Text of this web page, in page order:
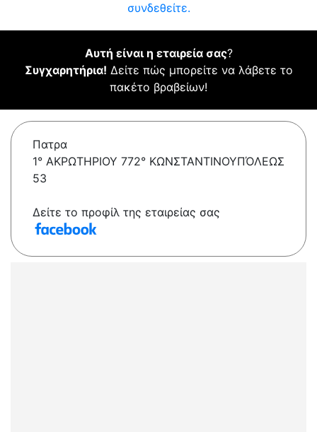
συνδεθείτε.
Αυτή είναι η εταιρεία σας?
Συγχαρητήρια! Δείτε πώς μπορείτε να λάβετε το
πακέτο βραβείων!
Πατρα
1° ΑΚΡΩΤΗΡΙΟΥ 772° ΚΩΝΣΤΑΝΤΙΝΟΥΠΌΛΕΩΣ
53
Δείτε το προφίλ της εταιρείας σας